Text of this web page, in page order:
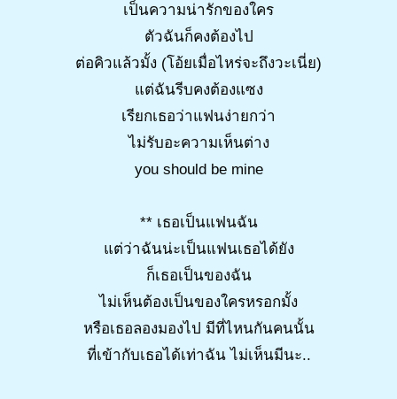
เป็นความน่ารักของใคร
ตัวฉันก็คงต้องไป
ต่อคิวแล้วมั้ง (โอ้ยเมื่อไหร่จะถึงวะเนี่ย)
แต่ฉันรีบคงต้องแซง
เรียกเธอว่าแฟนง่ายกว่า
ไม่รับอะความเห็นต่าง
you should be mine
** เธอเป็นแฟนฉัน
แต่ว่าฉันน่ะเป็นแฟนเธอได้ยัง
ก็เธอเป็นของฉัน
ไม่เห็นต้องเป็นของใครหรอกมั้ง
หรือเธอลองมองไป มีที่ไหนกันคนนั้น
ที่เข้ากับเธอได้เท่าฉัน ไม่เห็นมีนะ..